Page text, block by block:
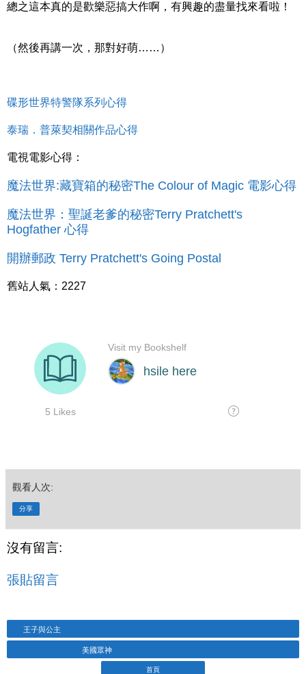
總之這本真的是歡樂惡搞大作啊，有興趣的盡量找來看啦！
（然後再講一次，那對好萌……）
碟形世界特警隊系列心得
泰瑞．普萊契相關作品心得
電視電影心得：
魔法世界:藏寶箱的秘密The Colour of Magic 電影心得
魔法世界：聖誕老爹的秘密Terry Pratchett's
Hogfather 心得
開辦郵政 Terry Pratchett's Going Postal
舊站人氣：2227
觀看人次:
分享
沒有留言:
張貼留言
王子與公主
美國眾神
首頁